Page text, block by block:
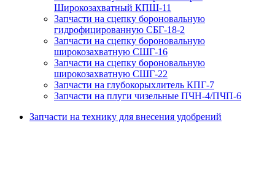
Широкозахватный КПШ-11
Запчасти на сцепку бороновальную
гидрофицированную СБГ-18-2
Запчасти на сцепку бороновальную
широкозахватную СШГ-16
Запчасти на сцепку бороновальную
широкозахватную СШГ-22
Запчасти на глубокорыхлитель КПГ-7
Запчасти на плуги чизельные ПЧН-4/ПЧП-6
Запчасти на технику для внесения удобрений